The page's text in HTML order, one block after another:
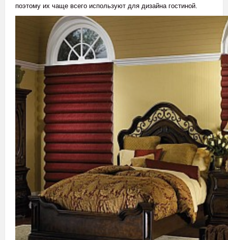
поэтому их чаще всего используют для дизайна гостиной.